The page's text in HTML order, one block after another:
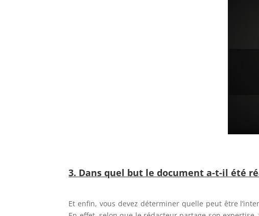
3. Dans quel but le document a-t-il été
Et enfin, vous devez déterminer quelle peut être